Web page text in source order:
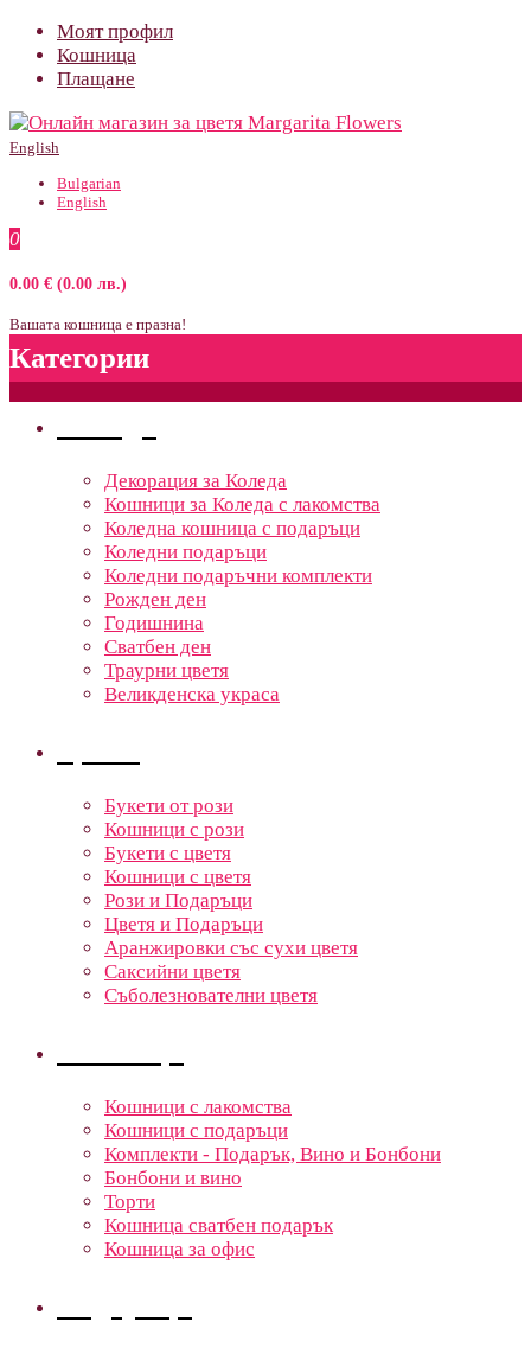
Моят профил
Кошница
Плащане
English
Bulgarian
English
0
0.00 € (0.00 лв.)
Вашата кошница е празна!
Категории
Декорация за Коледа
Кошници за Коледа с лакомства
Коледна кошница с подаръци
Коледни подаръци
Коледни подаръчни комплекти
Рожден ден
Годишнина
Сватбен ден
Траурни цветя
Великденска украса
Букети от рози
Кошници с рози
Букети с цветя
Кошници с цветя
Рози и Подаръци
Цветя и Подаръци
Аранжировки със сухи цветя
Саксийни цветя
Съболезнователни цветя
Кошници с лакомства
Кошници с подаръци
Комплекти - Подарък, Вино и Бонбони
Бонбони и вино
Торти
Кошница сватбен подарък
Кошница за офис